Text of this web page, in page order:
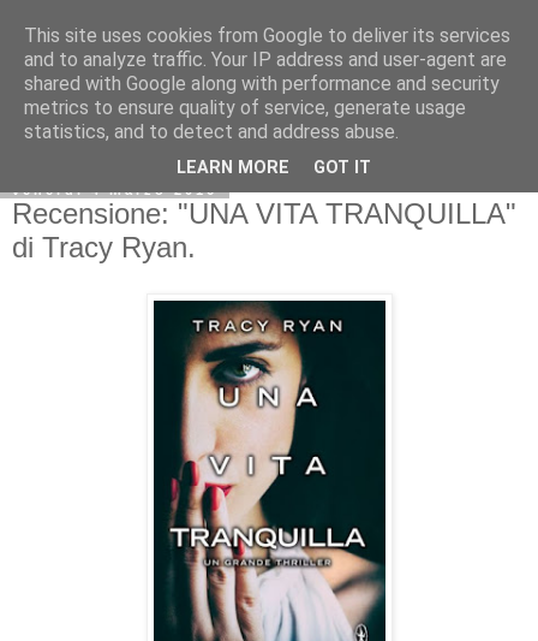
venerdì 4 marzo 2016
Recensione: "UNA VITA TRANQUILLA"
di Tracy Ryan.
This site uses cookies from Google to deliver its services
and to analyze traffic. Your IP address and user-agent are
shared with Google along with performance and security
metrics to ensure quality of service, generate usage
statistics, and to detect and address abuse.
LEARN MORE GOT IT